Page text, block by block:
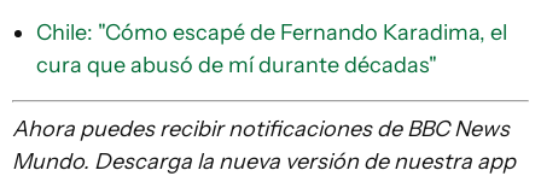
Chile: "Cómo escapé de Fernando Karadima, el
cura que abusó de mí durante décadas"
Ahora puedes recibir notificaciones de BBC News
Mundo. Descarga la nueva versión de nuestra app